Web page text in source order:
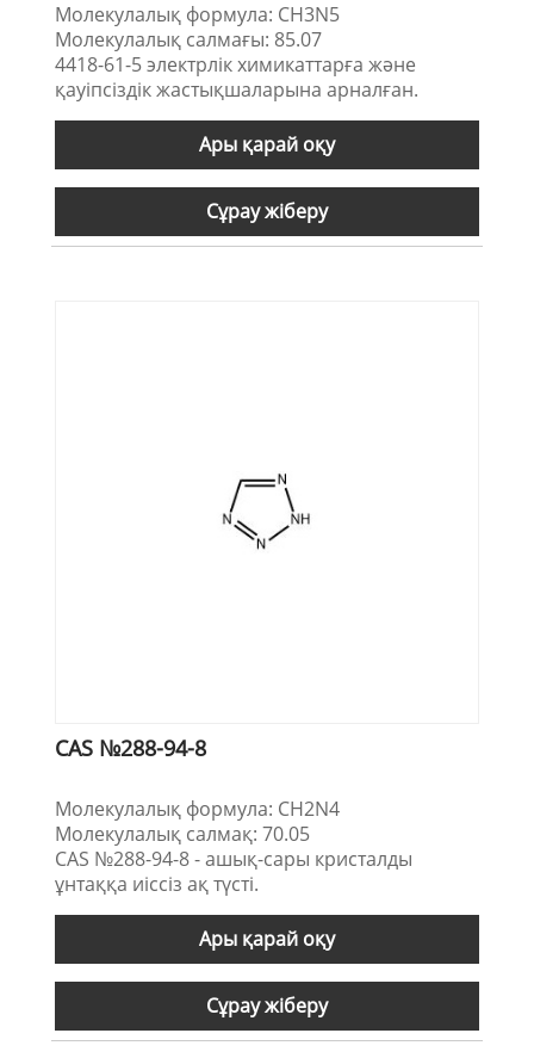
Молекулалық формула: CH3N5
Молекулалық салмағы: 85.07
4418-61-5 электрлік химикаттарға және
қауіпсіздік жастықшаларына арналған.
Ары қарай оқу
Сұрау жіберу
CAS №288-94-8
Молекулалық формула: CH2N4
Молекулалық салмақ: 70.05
CAS №288-94-8 - ашық-сары кристалды
ұнтаққа иіссіз ақ түсті.
Ары қарай оқу
Сұрау жіберу